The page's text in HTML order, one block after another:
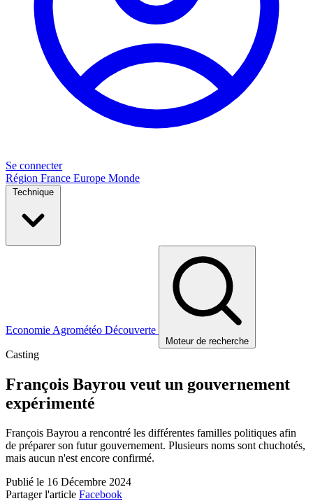
Se connecter
Région France Europe Monde
Technique
Economie Agrométéo Découverte
Moteur de recherche
Casting
François Bayrou veut un gouvernement
expérimenté
François Bayrou a rencontré les différentes familles politiques afin
de préparer son futur gouvernement. Plusieurs noms sont chuchotés,
mais aucun n'est encore confirmé.
Publié le 16 Décembre 2024
Partager l'article Facebook